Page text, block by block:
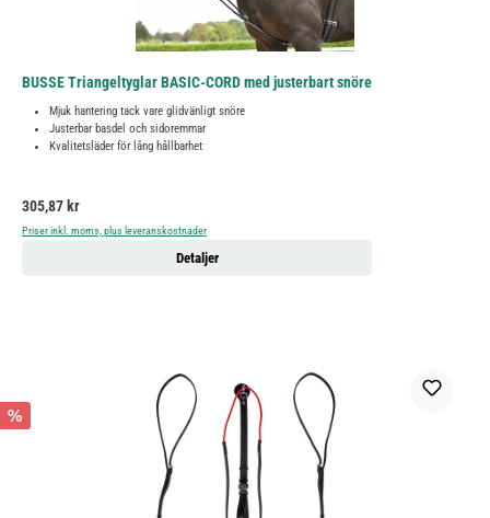
BUSSE Triangeltyglar BASIC-CORD med justerbart snöre
Mjuk hantering tack vare glidvänligt snöre
Justerbar basdel och sidoremmar
Kvalitetsläder för lång hållbarhet
Ordinarie pris:
305,87 kr
Priser inkl. moms, plus leveranskostnader
Detaljer
%